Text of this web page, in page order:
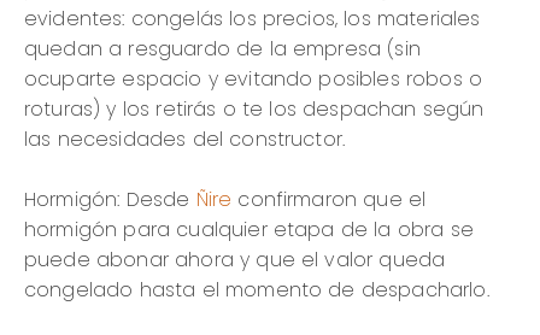
evidentes: congelás los precios, los materiales
quedan a resguardo de la empresa (sin
ocuparte espacio y evitando posibles robos o
roturas) y los retirás o te los despachan según
las necesidades del constructor.
Hormigón: Desde Ñire confirmaron que el
hormigón para cualquier etapa de la obra se
puede abonar ahora y que el valor queda
congelado hasta el momento de despacharlo.